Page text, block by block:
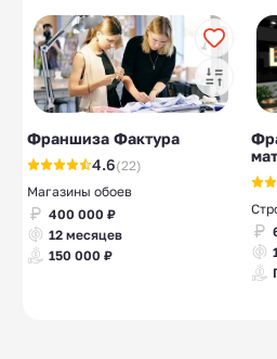
Франшиза Фактура
4.6(22)
Магазины обоев
400 000 ₽
12 месяцев
150 000 ₽